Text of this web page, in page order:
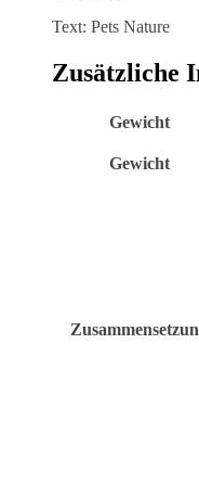
Text: Pets Nature
Zusätzliche
Gewicht
Gewicht